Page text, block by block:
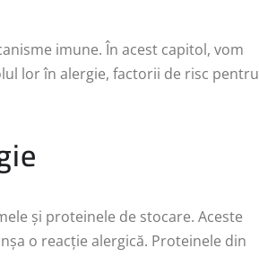
imune. În acest capitol, vom
lor în alergie, factorii de risc pentru
și proteinele de stocare. Aceste
o reacție alergică. Proteinele din